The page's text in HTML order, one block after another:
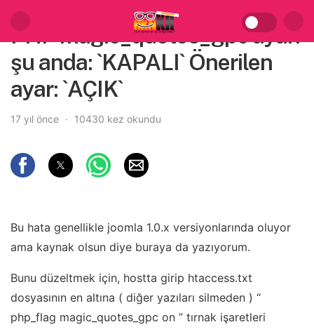
PHP magic_quotes_gpc ayarı
şu anda: `KAPALI` Önerilen
ayar: `AÇIK`
17 yıl önce 10430 kez okundu
Bu hata genellikle joomla 1.0.x versiyonlarında oluyor
ama kaynak olsun diye buraya da yazıyorum.
Bunu düzeltmek için, hostta girip htaccess.txt
dosyasının en altına ( diğer yazıları silmeden ) “
php_flag magic_quotes_gpc on ” tırnak işaretleri